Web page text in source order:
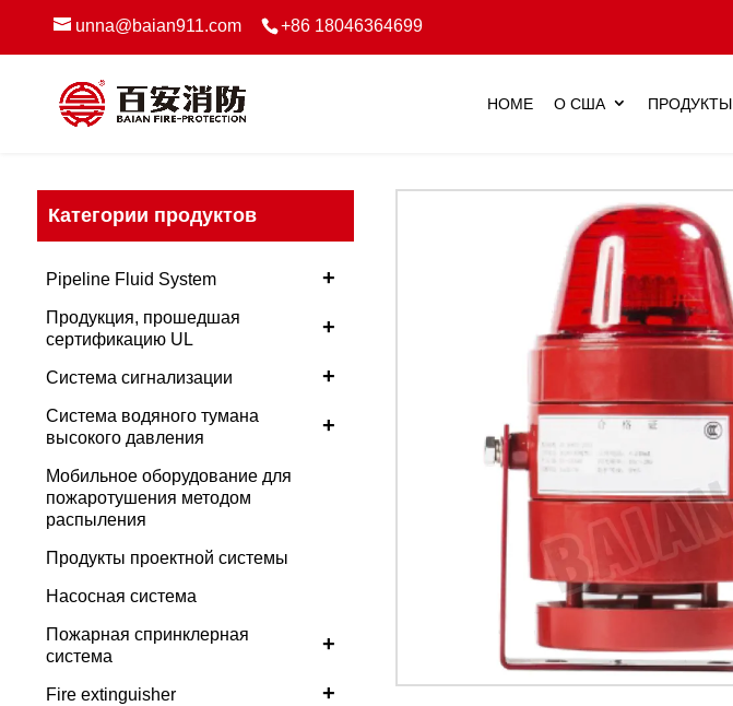
unna@baian911.com +86 18046364699
HOME О США ПРОДУКТЫ
Категории продуктов
+
Pipeline Fluid System
+
Продукция, прошедшая
сертификацию UL
+
Система сигнализации
+
Система водяного тумана
высокого давления
Мобильное оборудование для
пожаротушения методом
распыления
Продукты проектной системы
Насосная система
+
Пожарная спринклерная
система
+
Fire extinguisher